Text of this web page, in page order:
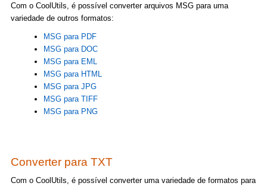
Com o CoolUtils, é possível converter arquivos MSG para uma
variedade de outros formatos:
MSG para PDF
MSG para DOC
MSG para EML
MSG para HTML
MSG para JPG
MSG para TIFF
MSG para PNG
Converter para TXT
Com o CoolUtils, é possível converter uma variedade de formatos para